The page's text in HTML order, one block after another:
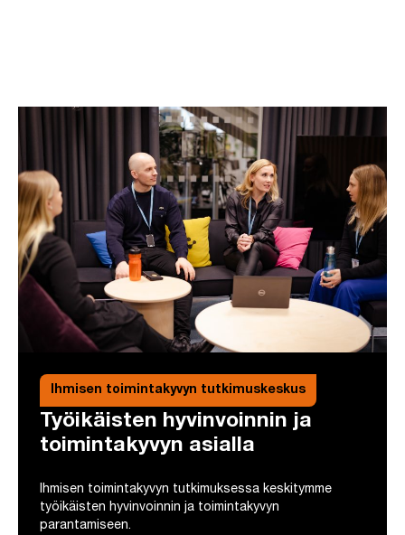
Ihmisen toimintakyvyn tutkimuskeskus
Työikäisten hyvinvoinnin ja
toimintakyvyn asialla
Ihmisen toimintakyvyn tutkimuksessa keskitymme
työikäisten hyvinvoinnin ja toimintakyvyn
parantamiseen.